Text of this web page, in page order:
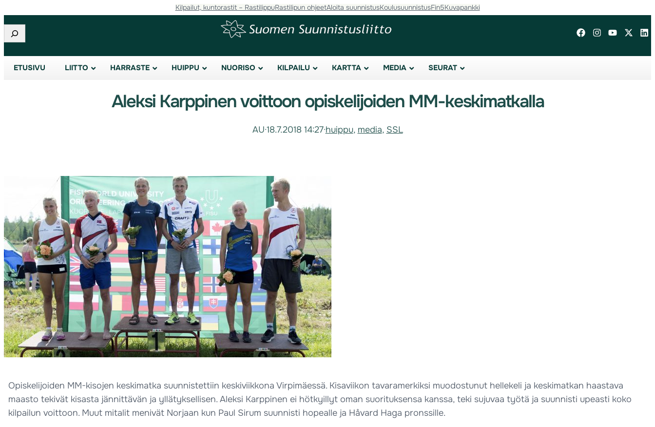
Kilpailut, kuntorastit – RastilippuRastilipun ohjeetAloita suunnistusKoulusuunnistusFin5Kuvapankki
Etsi
ETUSIVU LIITTO HARRASTE HUIPPU NUORISO KILPAILU KARTTA MEDIA SEURAT
Aleksi Karppinen voittoon opiskelijoiden MM-keskimatkalla
AU·18.7.2018 14:27·huippu, media, SSL
Opiskelijoiden MM-kisojen keskimatka suunnistettiin keskiviikkona Virpimäessä. Kisaviikon tavaramerkiksi muodostunut hellekeli ja keskimatkan haastava
maasto tekivät kisasta jännittävän ja yllätyksellisen. Aleksi Karppinen ei hötkyillyt oman suorituksensa kanssa, teki sujuvaa työtä ja suunnisti upeasti koko
kilpailun voittoon. Muut mitalit menivät Norjaan kun Paul Sirum suunnisti hopealle ja Håvard Haga pronssille.